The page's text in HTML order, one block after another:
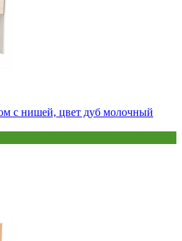
с нишей, цвет дуб молочный